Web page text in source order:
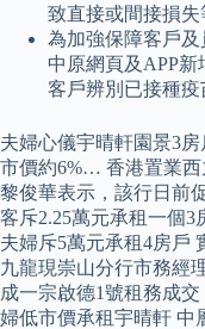
致直接或間接損失
為加強保障客戶及
中原網頁及APP
客戶辨別已接種疫
夫婦心儀宇晴軒園景3
市價約6%… 香港置業
黎俊華表示，該行日前
客斥2.25萬元承租一個
夫婦斥5萬元承租4房戶
九龍現崇山分行市務經
成一宗啟德1號租務成
婦低市價承租宇晴軒 中